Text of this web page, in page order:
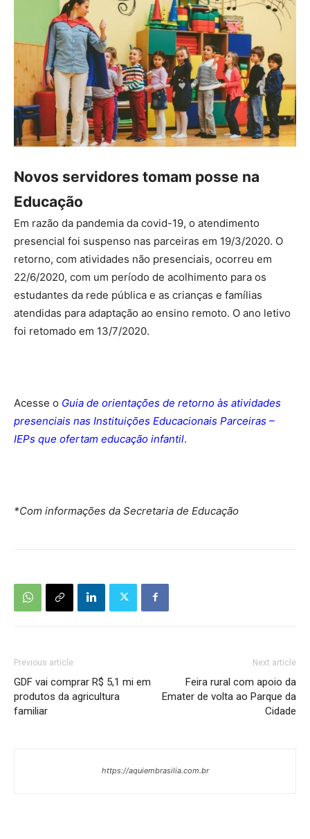
Novos servidores tomam posse na
Educação
Em razão da pandemia da covid-19, o atendimento
presencial foi suspenso nas parceiras em 19/3/2020. O
retorno, com atividades não presenciais, ocorreu em
22/6/2020, com um período de acolhimento para os
estudantes da rede pública e as crianças e famílias
atendidas para adaptação ao ensino remoto. O ano letivo
foi retomado em 13/7/2020.
Acesse o Guia de orientações de retorno às atividades
presenciais nas Instituições Educacionais Parceiras –
IEPs que ofertam educação infantil.
*Com informações da Secretaria de Educação
Previous article
GDF vai comprar R$ 5,1 mi em
produtos da agricultura
familiar
Next article
Feira rural com apoio da
Emater de volta ao Parque da
Cidade
https://aquiembrasilia.com.br